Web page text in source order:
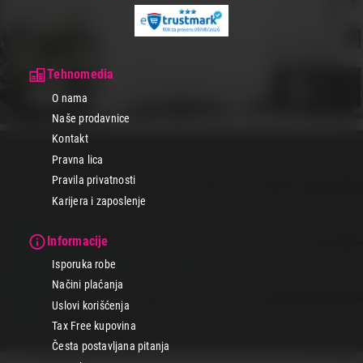
Tehnomedia
O nama
Naše prodavnice
Kontakt
Pravna lica
Pravila privatnosti
Karijera i zaposlenje
Informacije
Isporuka robe
Načini plaćanja
Uslovi korišćenja
Tax Free kupovina
Česta postavljana pitanja